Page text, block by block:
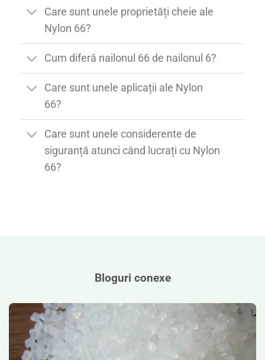
Care sunt unele proprietăți cheie ale
Nylon 66?
Cum diferă nailonul 66 de nailonul 6?
Care sunt unele aplicații ale Nylon
66?
Care sunt unele considerente de
siguranță atunci când lucrați cu Nylon
66?
Bloguri conexe